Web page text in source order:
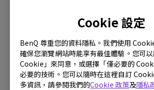
Cookie 設定
BenQ 尊重您的資料隱私。我們使用
確保您瀏覽網站時能享有最佳體驗。您可
Cookie」來同意，或選擇「僅必要的
必要的技術。您可以隨時在這裡自訂
多資訊，請參閱我們的Cookie 政策及隱私
三、非保用範圍
● 本產品整機或零件已超過保用期。
● 未按說明書要求/錯誤/不當使用、保管
品造成的故障或損壞（如帶電插拔數據